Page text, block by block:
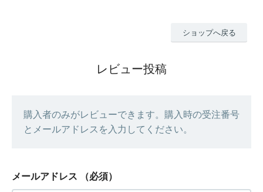
ショップへ戻る
レビュー投稿
購入者のみがレビューできます。購入時の受注番号
とメールアドレスを入力してください。
メールアドレス （必須）